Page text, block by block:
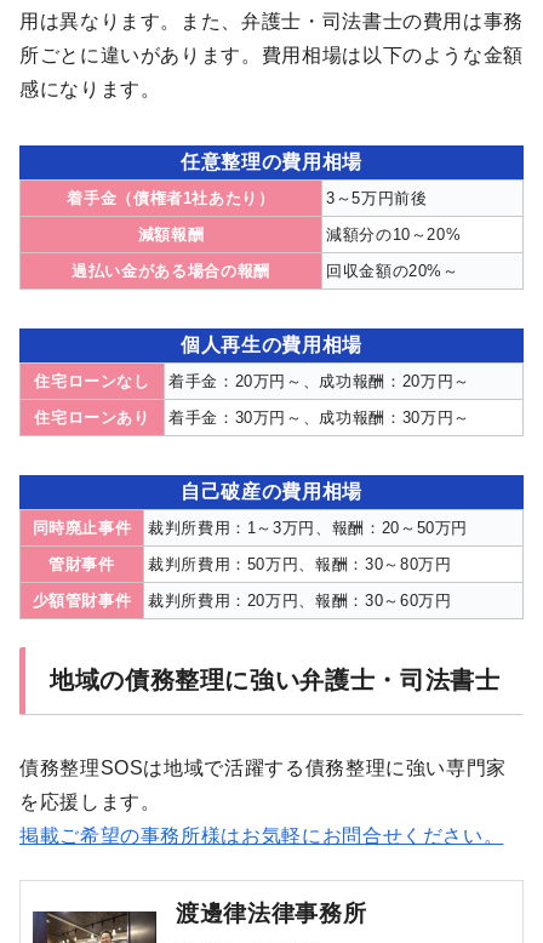
用は異なります。また、弁護士・司法書士の費用は事務
所ごとに違いがあります。費用相場は以下のような金額
感になります。
任意整理の費用相場
着手金（債権者1社あたり）
3～5万円前後
減額報酬
減額分の10～20%
過払い金がある場合の報酬
回収金額の20%～
個人再生の費用相場
住宅ローンなし
着手金：20万円～、成功報酬：20万円～
住宅ローンあり
着手金：30万円～、成功報酬：30万円～
自己破産の費用相場
同時廃止事件
裁判所費用：1～3万円、報酬：20～50万円
管財事件
裁判所費用：50万円、報酬：30～80万円
少額管財事件
裁判所費用：20万円、報酬：30～60万円
地域の債務整理に強い弁護士・司法書士
債務整理SOSは地域で活躍する債務整理に強い専門家
を応援します。
掲載ご希望の事務所様はお気軽にお問合せください。
渡邊律法律事務所